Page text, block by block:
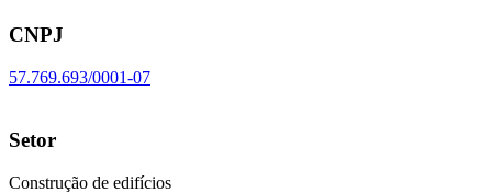
CNPJ
57.769.693/0001-07
Setor
Construção de edifícios